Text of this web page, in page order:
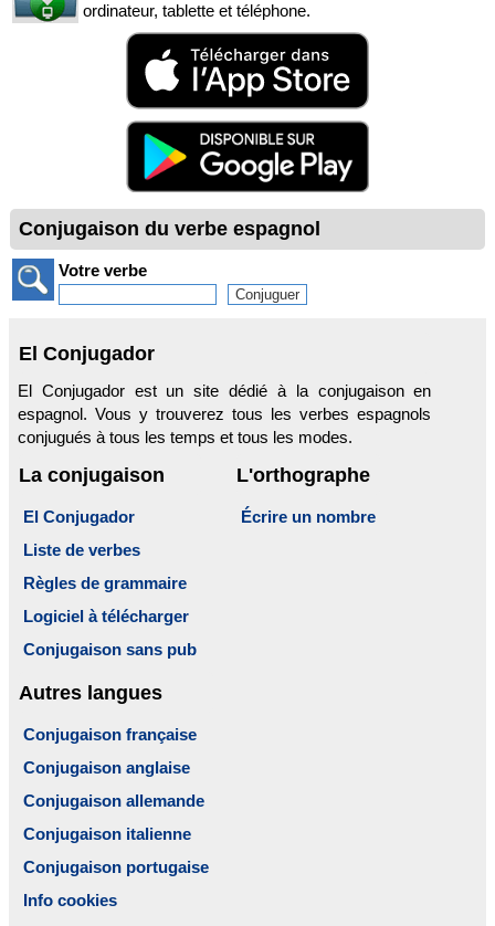
ordinateur, tablette et téléphone.
Conjugaison du verbe espagnol
Votre verbe
El Conjugador
El Conjugador est un site dédié à la conjugaison en
espagnol. Vous y trouverez tous les verbes espagnols
conjugués à tous les temps et tous les modes.
La conjugaison
El Conjugador
Liste de verbes
Règles de grammaire
Logiciel à télécharger
Conjugaison sans pub
L'orthographe
Écrire un nombre
Autres langues
Conjugaison française
Conjugaison anglaise
Conjugaison allemande
Conjugaison italienne
Conjugaison portugaise
Info cookies